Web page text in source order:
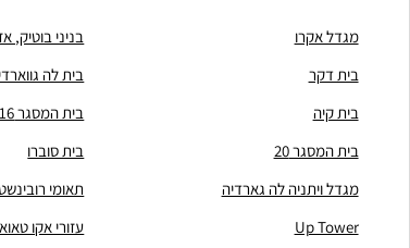
מבני משרדים ומסחר ·
חניון אחוזת החוף
חניון מאזדה פורד
חניונים ·הרכבת 58, תל אביב יפו
חניון אחוזת החוף
מגדל אקרו בניני בוטיק,
בית דקר
בית לה
בית קיה
בית המסגר 14-16
בית המסגר 20
בית סוברו
מגדל ויתניה לה גארדיה
תאומי
Up Tower
עזורי אקו